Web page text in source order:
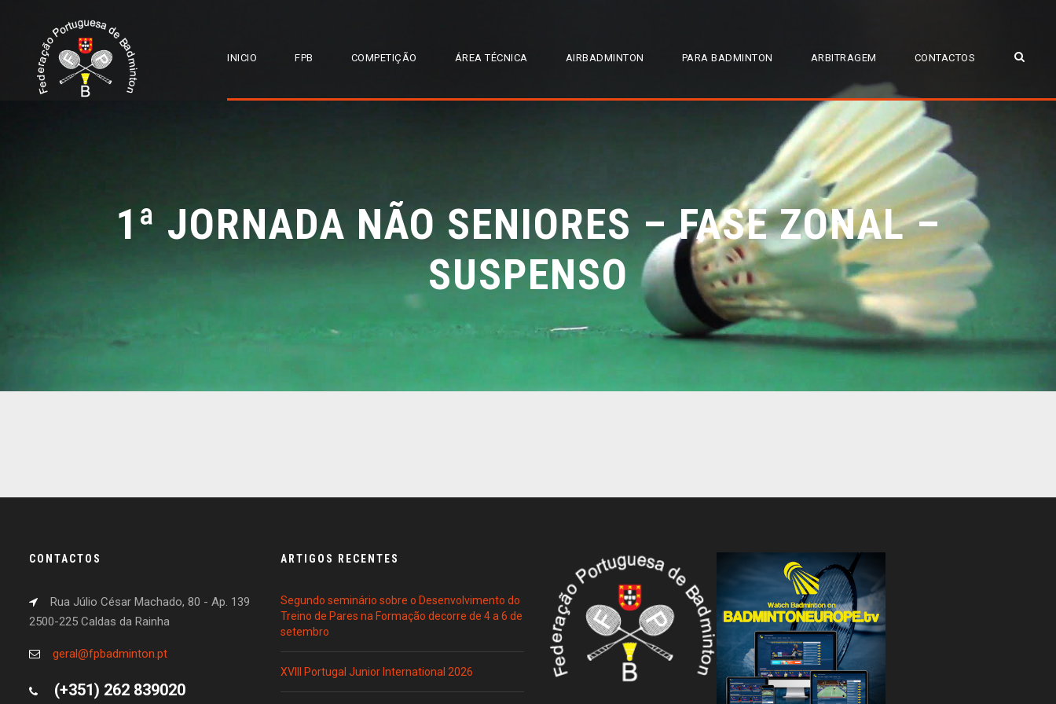
INICIO FPB COMPETIÇÃO ÁREA TÉCNICA AIRBADMINTON PARA BADMINTON ARBITRAGEM CONTACTOS
1ª JORNADA NÃO SENIORES – FASE ZONAL –
SUSPENSO
CONTACTOS
Rua Júlio César Machado, 80 - Ap. 139
2500-225 Caldas da Rainha
geral@fpbadminton.pt
(+351) 262 839020
ARTIGOS RECENTES
Segundo seminário sobre o Desenvolvimento do
Treino de Pares na Formação decorre de 4 a 6 de
setembro
XVIII Portugal Junior International 2026